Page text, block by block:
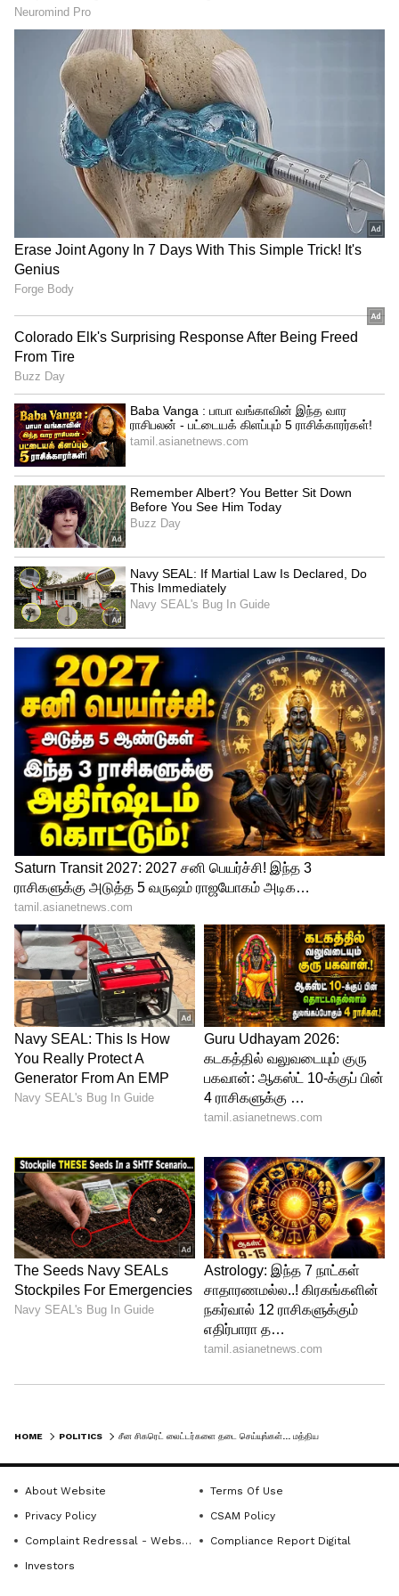
HOME POLITICS
About Website
Terms Of Use
Privacy Policy
CSAM Policy
Complaint Redressal - Website
Compliance Report Digital
Investors